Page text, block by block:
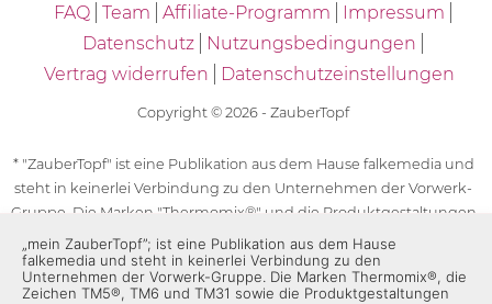
FAQ Team Affiliate-Programm
Impressum
Datenschutz
Nutzungsbedingungen
Vertrag widerrufen
Datenschutzeinstellungen
Copyright © 2026 - ZauberTopf
* "ZauberTopf" ist eine Publikation aus dem Hause falkemedia und
steht in keinerlei Verbindung zu den Unternehmen der Vorwerk-
Gruppe. Die Marken "Thermomix®" und die Produktgestaltungen
des "Thermomix®" sind eingetragene Marken der Unternehmen
der Vorwerk-Gruppe. Die Marken Thermomix®, die Zeichen TM5®,
TM6 und TM31 sowie die Produktgestaltungen des Thermomix®
„mein ZauberTopf”; ist eine Publikation aus dem Hause
falkemedia und steht in keinerlei Verbindung zu den
Unternehmen der Vorwerk-Gruppe. Die Marken Thermomix®, die
Zeichen TM5®, TM6 und TM31 sowie die Produktgestaltungen